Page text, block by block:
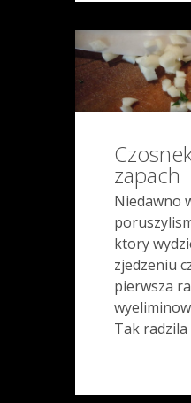
zapach
Niedawno
ktory
zjedzeniu
pierwsza
Tak radzila